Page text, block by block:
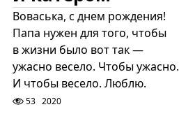
Воваська, с днем рождения!
Папа нужен для того, чтобы
в жизни было вот так —
ужасно весело. Чтобы ужасно.
И чтобы весело. Люблю.
53 2020